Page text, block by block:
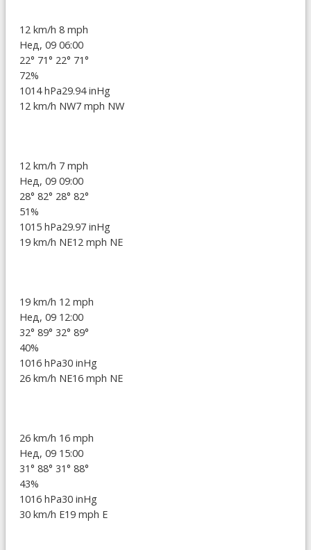
12 km/h 8 mph
Нед, 09 06:00
22° 71° 22° 71°
72%
1014 hPa29.94 inHg
12 km/h NW7 mph NW
12 km/h 7 mph
Нед, 09 09:00
28° 82° 28° 82°
51%
1015 hPa29.97 inHg
19 km/h NE12 mph NE
19 km/h 12 mph
Нед, 09 12:00
32° 89° 32° 89°
40%
1016 hPa30 inHg
26 km/h NE16 mph NE
26 km/h 16 mph
Нед, 09 15:00
31° 88° 31° 88°
43%
1016 hPa30 inHg
30 km/h E19 mph E